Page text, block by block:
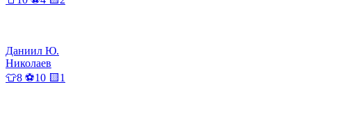
Даниил Ю.
Николаев
👕8 ⚽10 🟨1